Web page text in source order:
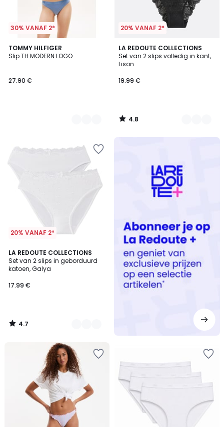
30% VANAF 2*
TOMMY HILFIGER
Slip TH MODERN LOGO
27.90 €
2
Kleuren
20% VANAF 2*
LA REDOUTE COLLECTIONS
Set van 2 slips volledig in kant,
Lison
19.99 €
4.8
/ 5
4
Kleuren
4.8
/
20% VANAF 2*
LA REDOUTE COLLECTIONS
Set van 2 slips in geborduurd
katoen, Galya
17.99 €
4.7
/ 5
4
Kleuren
4.7
/